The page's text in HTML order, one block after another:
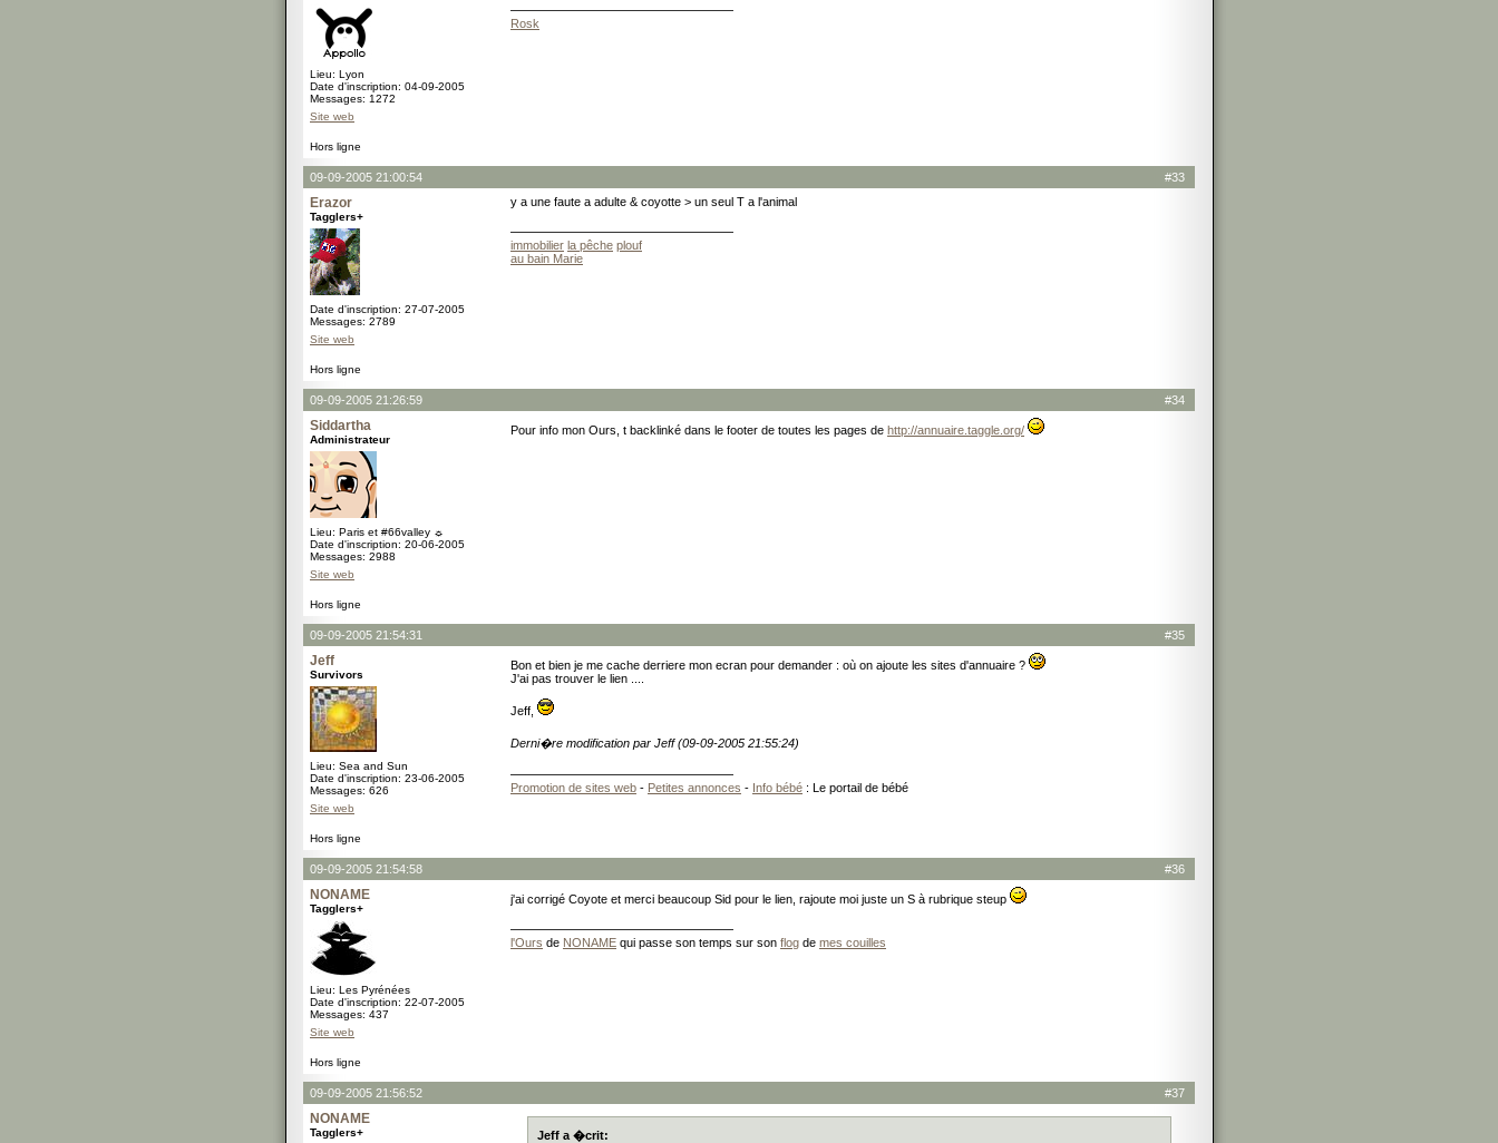
Lieu: Lyon
Date d'inscription: 04-09-2005
Messages: 1272
Site web
Rosk
Hors ligne
#33
09-09-2005 21:00:54
Erazor
Tagglers+
Date d'inscription: 27-07-2005
Messages: 2789
Site web
y a une faute a adulte & coyotte > un seul T a l'animal
immobilier la pêche plouf
au bain Marie
Hors ligne
#34
09-09-2005 21:26:59
Siddartha
Administrateur
Lieu: Paris et #66valley ☼
Date d'inscription: 20-06-2005
Messages: 2988
Site web
Pour info mon Ours, t backlinké dans le footer de toutes les pages de http://annuaire.taggle.org/
Hors ligne
#35
09-09-2005 21:54:31
Jeff
Survivors
Lieu: Sea and Sun
Date d'inscription: 23-06-2005
Messages: 626
Site web
Bon et bien je me cache derriere mon ecran pour demander : où on ajoute les sites d'annuaire ?
J'ai pas trouver le lien ....
Jeff,
Derni�re modification par Jeff (09-09-2005 21:55:24)
Promotion de sites web - Petites annonces - Info bébé : Le portail de bébé
Hors ligne
#36
09-09-2005 21:54:58
NONAME
Tagglers+
Lieu: Les Pyrénées
Date d'inscription: 22-07-2005
Messages: 437
Site web
j'ai corrigé Coyote et merci beaucoup Sid pour le lien, rajoute moi juste un S à rubrique steup
l'Ours de NONAME qui passe son temps sur son flog de mes couilles
Hors ligne
#37
09-09-2005 21:56:52
NONAME
Tagglers+
Jeff a �crit: